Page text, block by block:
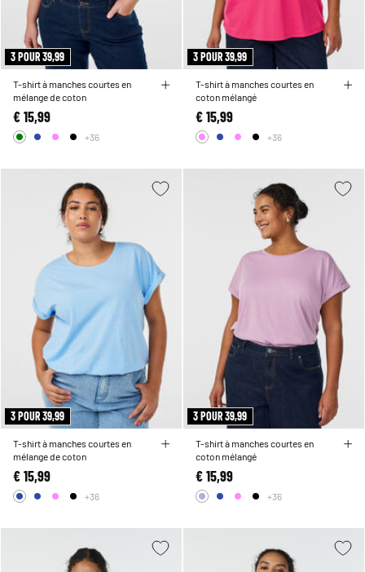
3 POUR 39,99
T-shirt à manches courtes en
mélange de coton
€ 15,99
+36
3 POUR 39,99
T-shirt à manches courtes en
coton mélangé
€ 15,99
+36
3 POUR 39,99
T-shirt à manches courtes en
mélange de coton
€ 15,99
+36
3 POUR 39,99
T-shirt à manches courtes en
coton mélangé
€ 15,99
+36